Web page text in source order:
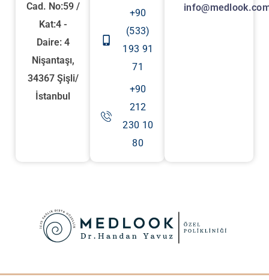
Cad. No:59 /
Kat:4 -
Daire: 4
Nişantaşı,
34367 Şişli/
İstanbul
+90
(533)
193 91
71
+90
212
230 10
80